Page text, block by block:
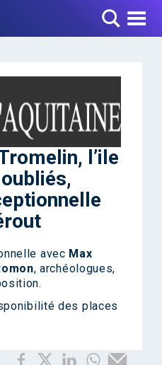
Toggle Menu
l’ile
avec Max
, archéologues,
des places